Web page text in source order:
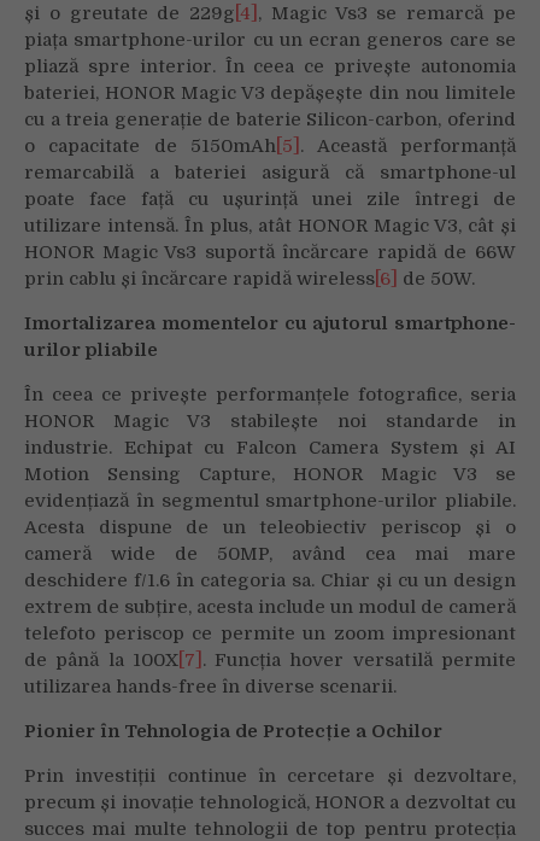
și o greutate de 229g [4] , Magic Vs3 se remarcă pe
piața smartphone-urilor cu un ecran generos care se
pliază spre interior. În ceea ce privește autonomia
bateriei, HONOR Magic V3 depășește din nou limitele
cu a treia generație de baterie Silicon-carbon, oferind
o capacitate de 5150mAh [5] . Această performanță
remarcabilă a bateriei asigură că smartphone-ul
poate face față cu ușurință unei zile întregi de
utilizare intensă. În plus, atât HONOR Magic V3, cât și
HONOR Magic Vs3 suportă încărcare rapidă de 66W
prin cablu și încărcare rapidă wireless [6] de 50W.
Imortalizarea momentelor cu ajutorul smartphone-
urilor pliabile
În ceea ce privește performanțele fotografice, seria
HONOR Magic V3 stabilește noi standarde in
industrie. Echipat cu Falcon Camera System și AI
Motion Sensing Capture, HONOR Magic V3 se
evidențiază în segmentul smartphone-urilor pliabile.
Acesta dispune de un teleobiectiv periscop și o
cameră wide de 50MP, având cea mai mare
deschidere f/1.6 în categoria sa. Chiar și cu un design
extrem de subțire, acesta include un modul de cameră
telefoto periscop ce permite un zoom impresionant
de până la 100X[7] . Funcția hover versatilă permite
utilizarea hands-free în diverse scenarii.
Pionier în Tehnologia de Protecție a Ochilor
Prin investiții continue în cercetare și dezvoltare,
precum și inovație tehnologică, HONOR a dezvoltat cu
succes mai multe tehnologii de top pentru protecția